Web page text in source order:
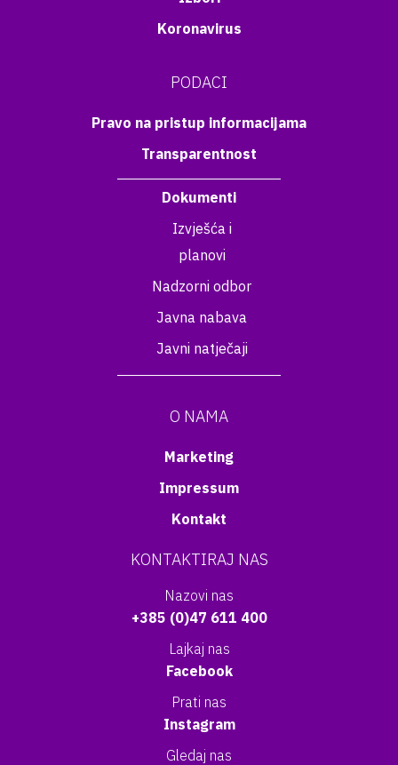
Koronavirus
PODACI
Pravo na pristup informacijama
Transparentnost
Dokumenti
Izvješća i
planovi
Nadzorni odbor
Javna nabava
Javni natječaji
O NAMA
Marketing
Impressum
Kontakt
KONTAKTIRAJ NAS
Nazovi nas
+385 (0)47 611 400
Lajkaj nas
Facebook
Prati nas
Instagram
Gledaj nas